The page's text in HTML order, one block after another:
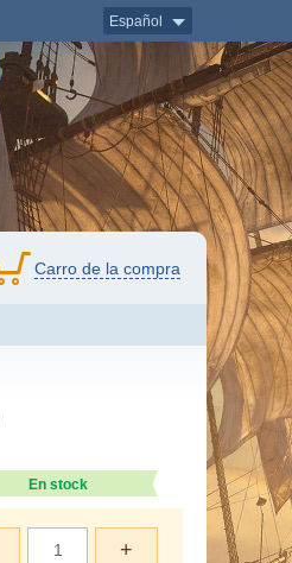
Español
Carro de la compra
En stock
+